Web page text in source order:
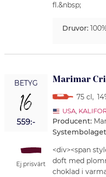
fl.&nbsp;
Druvor:
BETYG
16
559:-
Ej prisvärt
Marimar
75 cl ,
USA,
Producent:
<div><span
doft med
choklad i